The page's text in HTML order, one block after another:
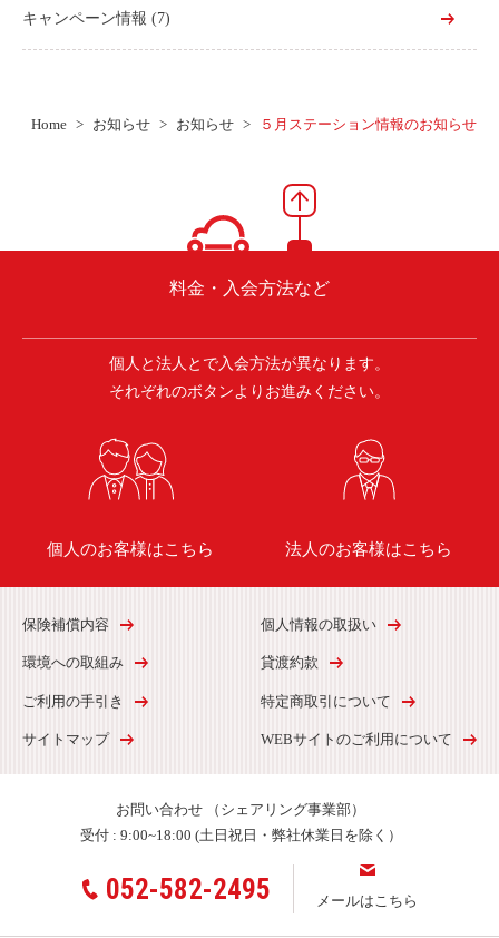
キャンペーン情報 (7)
Home お知らせ お知らせ ５月ステーション情報のお知らせ
料金・入会方法など
個人と法人とで入会方法が異なります。
それぞれのボタンよりお進みください。
個人のお客様はこちら 法人のお客様はこちら
保険補償内容 個人情報の取扱い
環境への取組み 貸渡約款
ご利用の手引き 特定商取引について
サイトマップ WEBサイトのご利用について
お問い合わせ
（シェアリング事業部）
受付 : 9:00~18:00 (土日祝日・弊社休業日を除く）
052-582-2495 メールはこちら